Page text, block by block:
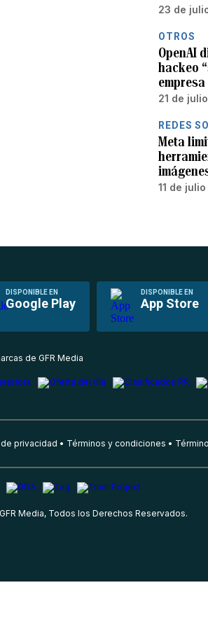
23 de
OTROS
OpenAI
hackeo
21 de
REDES
Meta
11 de
DISPONIBLE EN
Google Play
DISPONIBLE EN
App Store
de GFR Media
privacidad Términos y condiciones
GFR Media, Todos los Derechos Reservados.